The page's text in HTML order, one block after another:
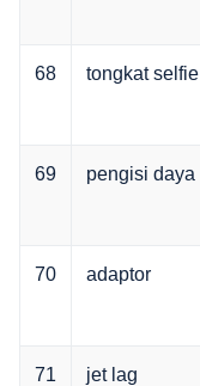
68 tongkat selfie
69 pengisi daya
70 adaptor
71 jet lag